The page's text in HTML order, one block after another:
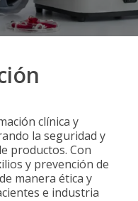
clínica y
la seguridad y
productos. Con
y prevención de
manera ética y
e industria